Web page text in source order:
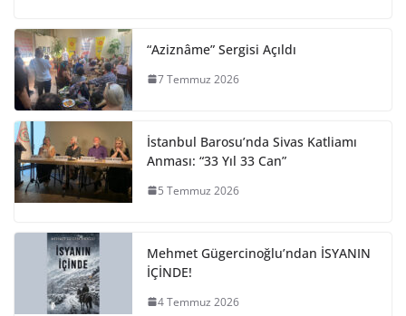
“Aziznâme” Sergisi Açıldı
7 Temmuz 2026
İstanbul Barosu’nda Sivas Katliamı
Anması: “33 Yıl 33 Can”
5 Temmuz 2026
Mehmet Gügercinoğlu’ndan İSYANIN
İÇİNDE!
4 Temmuz 2026